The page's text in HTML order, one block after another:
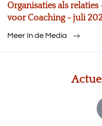
Organisaties als
voor Coaching - juli
Meer In de Media